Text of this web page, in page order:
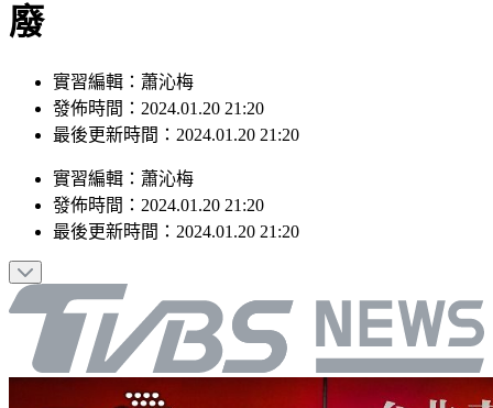
廢
實習編輯：蕭沁梅
發佈時間：2024.01.20 21:20
最後更新時間：2024.01.20 21:20
實習編輯 ： 蕭沁梅
發佈時間： 2024.01.20 21:20
最後更新時間： 2024.01.20 21:20